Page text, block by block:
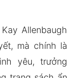
Allenbaugh
mà chính là
yêu, trưởng